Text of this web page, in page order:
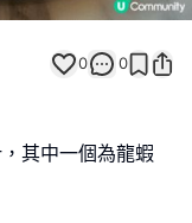
0 0
其中一個為龍蝦